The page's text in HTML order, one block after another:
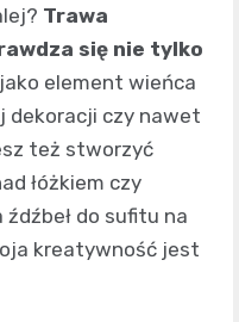
Trawa
się nie tylko
element wieńca
dekoracji czy nawet
też stworzyć
łóżkiem czy
do sufitu na
kreatywność jest